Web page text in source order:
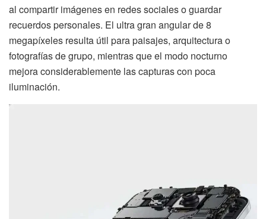
al compartir imágenes en redes sociales o guardar
recuerdos personales. El ultra gran angular de 8
megapíxeles resulta útil para paisajes, arquitectura o
fotografías de grupo, mientras que el modo nocturno
mejora considerablemente las capturas con poca
iluminación.